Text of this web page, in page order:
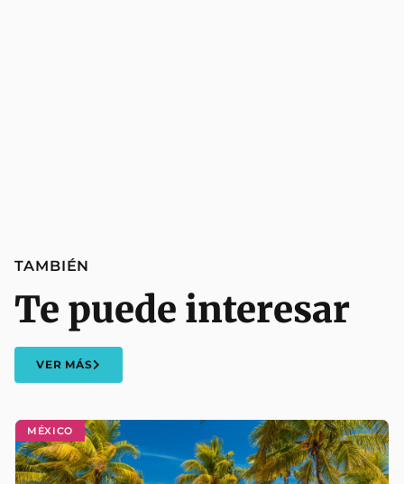
MÉXICO
TAMBIÉN
Te puede interesar
VER MÁS